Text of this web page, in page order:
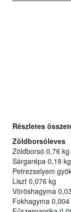
Részletes
Zöldborsóleves
Zöldborsó 0,76 kg
Sárgarépa 0,19 kg
Petrezselyem
Liszt 0,076 kg
Vöröshagyma
Fokhagyma 0,004